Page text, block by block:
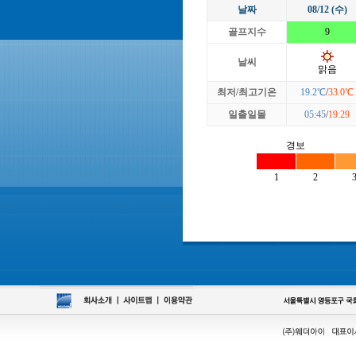
날짜
08/12 (수)
골프지수
9
날씨
맑음
최저/최고기온 19.2℃/33.0℃
일출일몰
05:45/19:29
경보
1 2 3